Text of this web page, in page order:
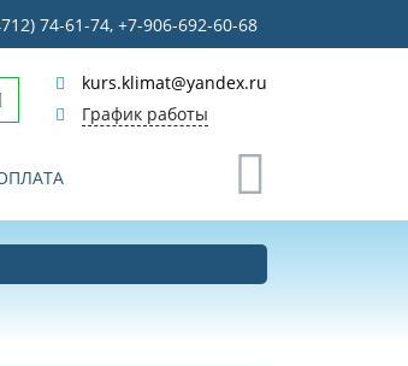
74-61-74, +7-906-692-60-68
kurs.klimat@yandex.ru
График работы